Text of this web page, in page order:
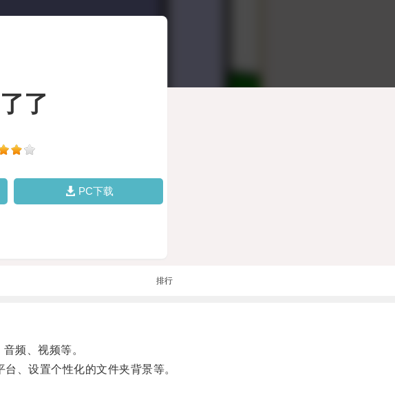
了
PC下载
排行
频、视频等。
、设置个性化的文件夹背景等。